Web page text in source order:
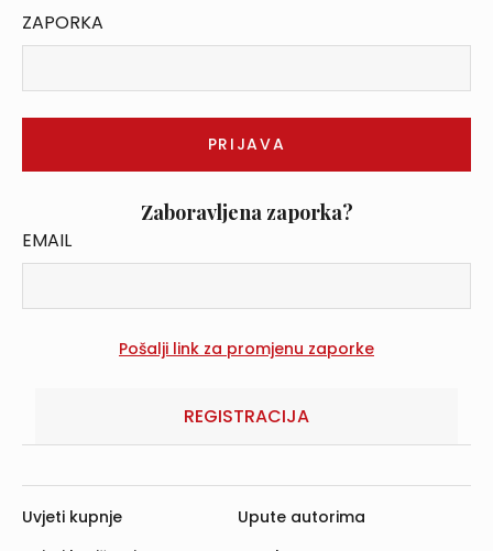
ZAPORKA
Zaboravljena zaporka?
EMAIL
REGISTRACIJA
Uvjeti kupnje
Upute autorima